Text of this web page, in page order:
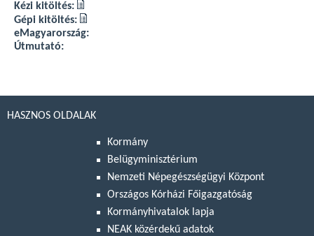
Kézi kitöltés:
Gépi kitöltés:
eMagyarország:
Útmutató:
HASZNOS OLDALAK
Kormány
Belügyminisztérium
Nemzeti Népegészségügyi Központ
Országos Kórházi Főigazgatóság
Kormányhivatalok lapja
NEAK közérdekű adatok